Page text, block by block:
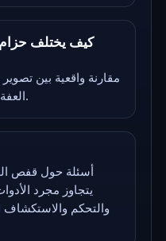
كيف يختلف حزام
مقارنة واقعية بين
العفة بالتراضي في العالم الحقيقي.
أسئلة حول قفص
يتجاوز مجرد
والتحكم